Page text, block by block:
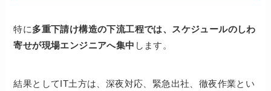
特に多重下請け構造の下流工程では、スケジュールのしわ
寄せが現場エンジニアへ集中 します。
結果としてIT土方は、深夜対応、緊急出社、徹夜作業とい